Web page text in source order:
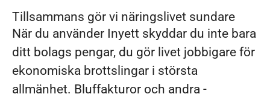
Tillsammans gör vi näringslivet sundare
När du använder Inyett skyddar du inte bara
ditt ­bolags pengar, du gör livet jobbigare för
ekonomiska brottslingar i största
allmänhet. Bluffakturor och andra ­